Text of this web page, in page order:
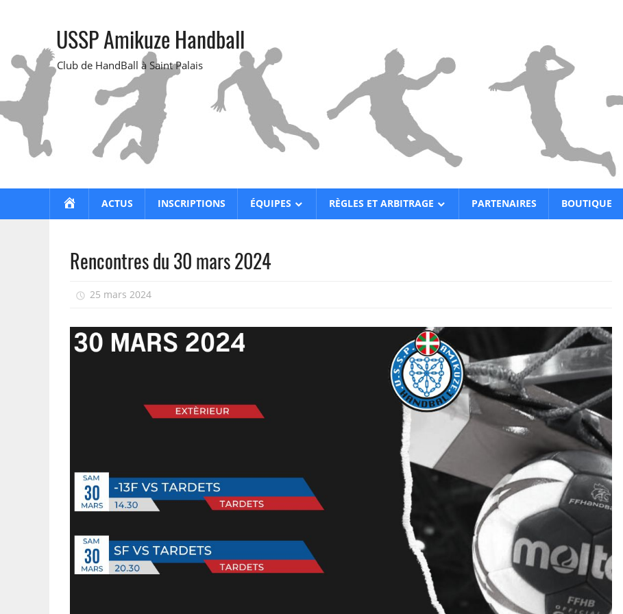
USSP Amikuze Handball
Club de HandBall à Saint Palais
ACCUEILACTUS INSCRIPTIONS ÉQUIPES RÈGLES ET ARBITRAGE PARTENAIRES BOUTIQUE
Rencontres du 30 mars 2024
25 mars 2024